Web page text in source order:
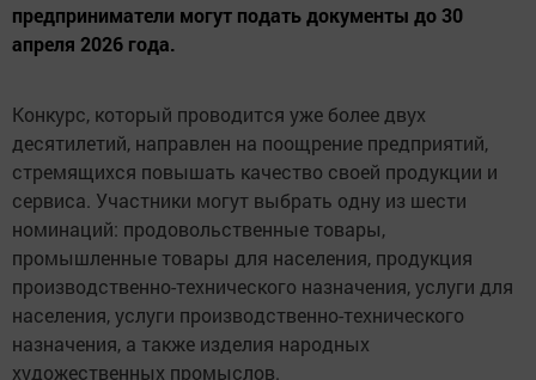
предприниматели могут подать документы до 30
апреля 2026 года.
Конкурс, который проводится уже более двух
десятилетий, направлен на поощрение предприятий,
стремящихся повышать качество своей продукции и
сервиса. Участники могут выбрать одну из шести
номинаций: продовольственные товары,
промышленные товары для населения, продукция
производственно-технического назначения, услуги для
населения, услуги производственно-технического
назначения, а также изделия народных
художественных промыслов.